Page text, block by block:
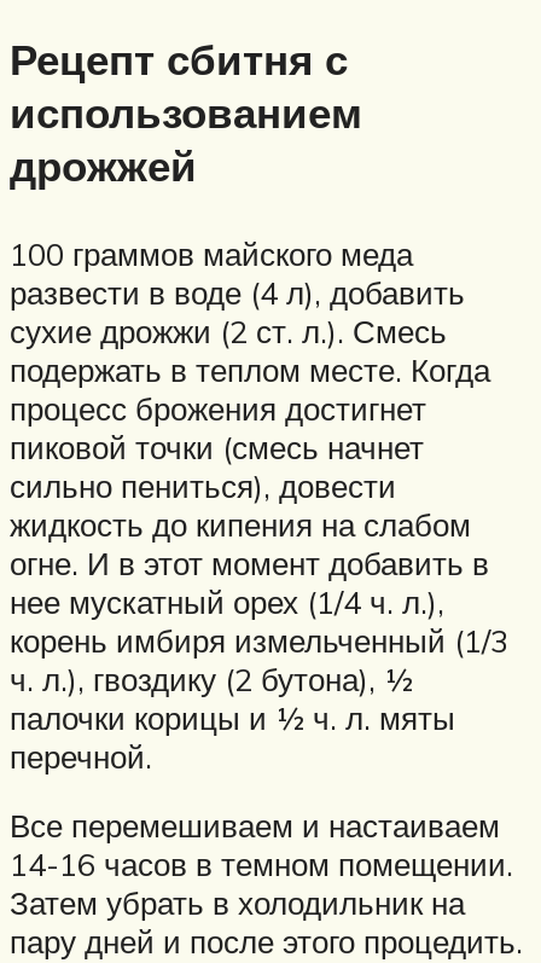
Рецепт сбитня с
использованием
дрожжей
100 граммов майского меда
развести в воде (4 л), добавить
сухие дрожжи (2 ст. л.). Смесь
подержать в теплом месте. Когда
процесс брожения достигнет
пиковой точки (смесь начнет
сильно пениться), довести
жидкость до кипения на слабом
огне. И в этот момент добавить в
нее мускатный орех (1/4 ч. л.),
корень имбиря измельченный (1/3
ч. л.), гвоздику (2 бутона), ½
палочки корицы и ½ ч. л. мяты
перечной.
Все перемешиваем и настаиваем
14-16 часов в темном помещении.
Затем убрать в холодильник на
пару дней и после этого процедить.